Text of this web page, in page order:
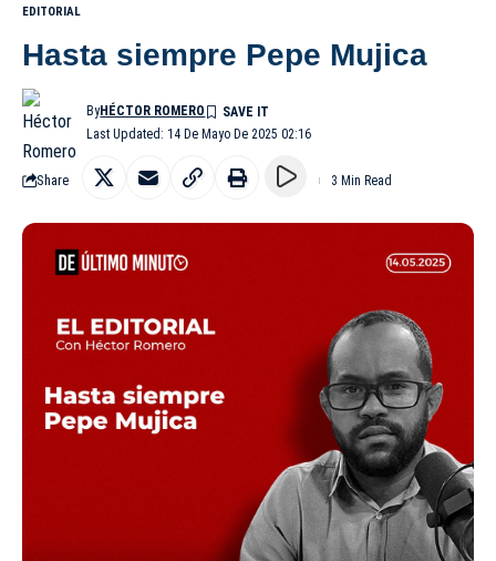
EDITORIAL
Hasta siempre Pepe Mujica
Last Updated: 14 De Mayo De 2025 02:16
ByHÉCTOR ROMERO
Share 3 Min Read